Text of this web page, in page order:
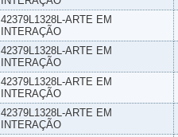
42379L1328L-ARTE EM
INTERAÇÃO
42379L1328L-ARTE EM
INTERAÇÃO
42379L1328L-ARTE EM
INTERAÇÃO
42379L1328L-ARTE EM
INTERAÇÃO